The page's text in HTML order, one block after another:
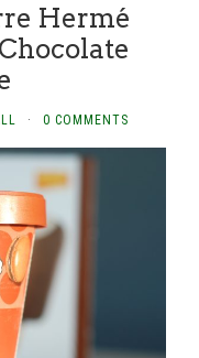
Hermé
· 0 COMMENTS